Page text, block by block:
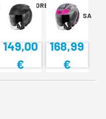
MONOCOLORE
NERO XS
149,00
€
TARGET
TITAN/ROSA
XS
168,99
€